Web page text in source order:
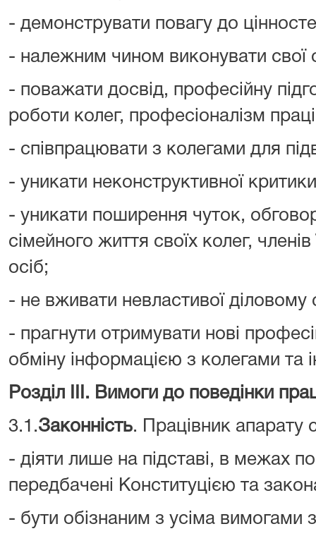
- демонструвати повагу до
- належним чином виконувати свої
- поважати досвід, професійну
роботи колег, професіоналізм
- співпрацювати з колегами для
- уникати неконструктивної
- уникати поширення чуток,
сімейного життя своїх колег,
осіб;
- не вживати невластивої
- прагнути отримувати нові
обміну інформацією з колегами та
Розділ III. Вимоги до поведінки
3.1.Законність. Працівник апарату
- діяти лише на підставі, в межах
передбачені Конституцією та
- бути обізнаним з усіма вимогами